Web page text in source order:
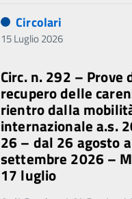
Circolari
15 Luglio 2026
Circ. n. 292 – Prove
recupero delle
rientro dalla
internazionale a.s.
26 – dal 26 agosto
settembre 2026 –
17 luglio